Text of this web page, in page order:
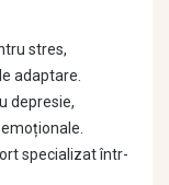
stres,
adaptare.
depresie,
specializat într-